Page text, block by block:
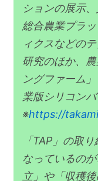
ションの展示
総合農業プラ
ィクスなどの
研究のほか、
ングファーム
業版シリコン
※https://
「TAP」の取
なっているの
立」や「収穫